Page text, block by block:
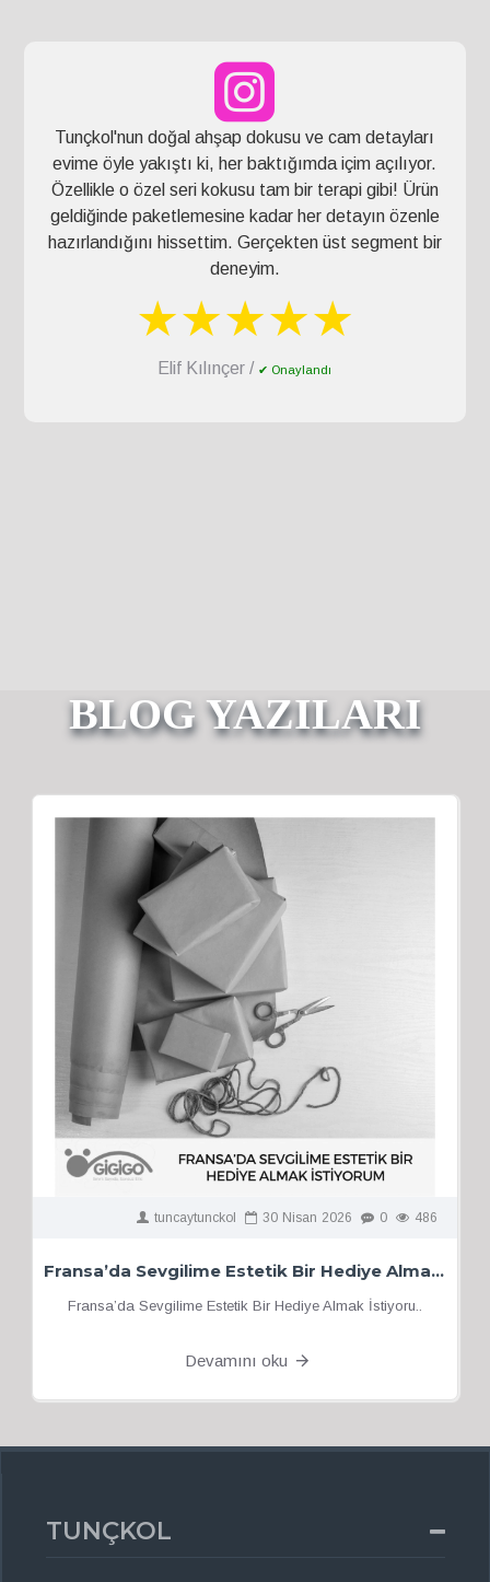
Tunçkol'nun doğal ahşap dokusu ve cam detayları
evime öyle yakıştı ki, her baktığımda içim açılıyor.
Özellikle o özel seri kokusu tam bir terapi gibi! Ürün
geldiğinde paketlemesine kadar her detayın özenle
hazırlandığını hissettim. Gerçekten üst segment bir
deneyim.
★★★★★
Elif Kılınçer / ✔ Onaylandı
BLOG YAZILARI
tuncaytunckol 30 Nisan 2026 0 486
Fransa’da Sevgilime Estetik Bir Hediye Almak İstiyorum
Fransa’da Sevgilime Estetik Bir Hediye Almak İstiyoru..
Devamını oku
TUNÇKOL